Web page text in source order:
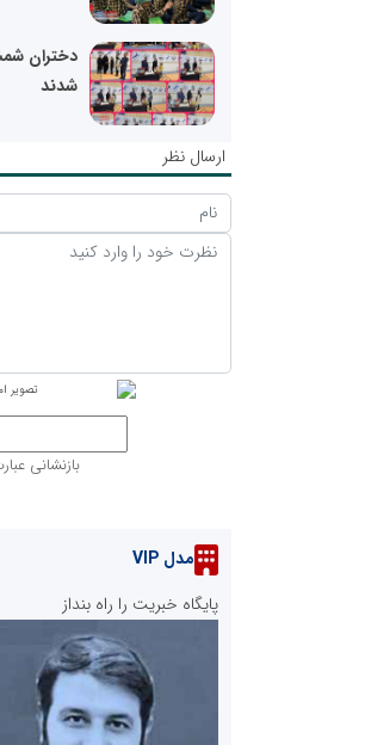
دختران
شدند
ارسال نظر
بازنشانی
مدل VIP
پایگاه خبریت را راه بنداز